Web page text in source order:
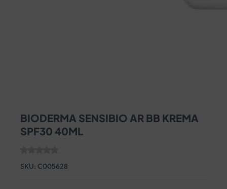
BIODERMA SENSIBIO AR BB KREMA
SPF30 40ML
SKU: C005628